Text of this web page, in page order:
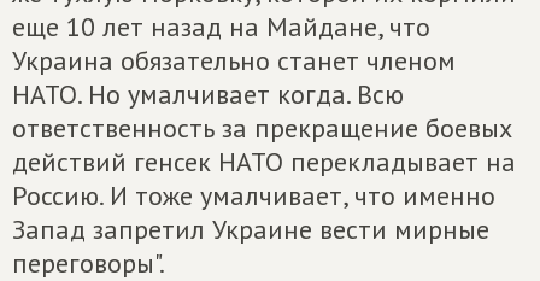
еще 10 лет назад на Майдане, что
Украина обязательно станет членом
НАТО. Но умалчивает когда. Всю
ответственность за прекращение боевых
действий генсек НАТО перекладывает на
Россию. И тоже умалчивает, что именно
Запад запретил Украине вести мирные
переговоры".